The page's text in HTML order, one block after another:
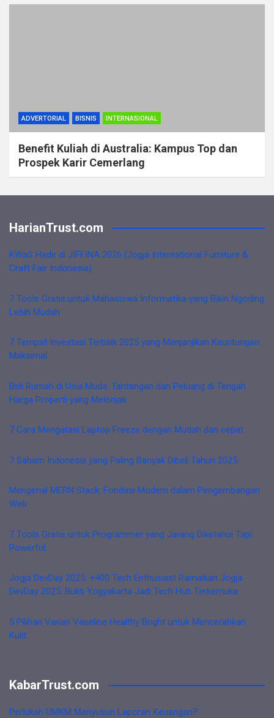
ADVERTORIAL BISNIS INTERNASIONAL
Benefit Kuliah di Australia: Kampus Top dan
Prospek Karir Cemerlang
HarianTrust.com
KWaS Hadir di JIFFINA 2026 (Jogja International Furniture &
Craft Fair Indonesia)
7 Tools Gratis untuk Mahasiswa Informatika yang Bikin Ngoding
Lebih Mudah
7 Tempat Investasi Terbaik 2025 yang Menjanjikan Keuntungan
Maksimal
Beli Rumah di Usia Muda: Tantangan dan Peluang di Tengah
Harga Properti yang Melonjak
7 Cara Mengatasi Laptop Freeze dengan Mudah dan cepat
7 Saham Indonesia yang Paling Banyak Dibeli Tahun 2025
Mengenal MERN Stack: Fondasi Modern dalam Pengembangan
Web
7 Tools Gratis untuk Programmer yang Jarang Diketahui Tapi
Powerful
Jogja DevDay 2025: +400 Tech Enthusiast Ramaikan Jogja
DevDay 2025: Bukti Yogyakarta Jadi Tech Hub Terkemuka
5 Pilihan Varian Vaseline Healthy Bright untuk Mencerahkan
Kulit
KabarTrust.com
Perlukah UMKM Menyusun Laporan Keuangan?